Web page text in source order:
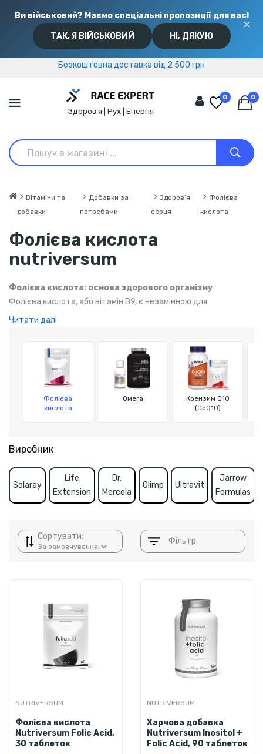
Ви військовий? Маємо спеціальні пропозиції для вас!
ТАК, Я ВІЙСЬКОВИЙ НІ, ДЯКУЮ
✕
Безкоштовна доставка від 2 500 грн
Безкоштовна доставка від 2 500 грн
Здоров’я | Рух | Енергія
0 0
Вітаміни та
добавки
Добавки за
потребами
Здоров’я
серця
Фолієва
кислота
Фолієва кислота
nutriversum
Фолієва кислота: основа здорового організму
Фолієва кислота, або вітамін B9, є незамінною для
нормального розвитку клітин та тканин. Вона активно сприяє
важливою для підтримки здоров'я, особливо під час
вагітності та для людей, що ведуть активний спосіб життя.
Читати далі
Омега
Коензим Q10
(CoQ10)
Фолієва
кислота
Виробник
Solaray
Life
Extension
Dr.
Mercola
Olimp Ultravit
Jarrow
Formulas
Сортувати: Фільтр
NUTRIVERSUM
Фолієва кислота
Nutriversum Folic Acid,
30 таблеток
NUTRIVERSUM
Харчова добавка
Nutriversum Inositol +
Folic Acid, 90 таблеток